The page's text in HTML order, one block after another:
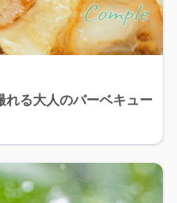
れる大人のバーベキュー